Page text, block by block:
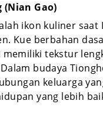
(Nian Gao)
ikon kuliner saat
Kue berbahan
tekstur
budaya
keluarga
yang lebih